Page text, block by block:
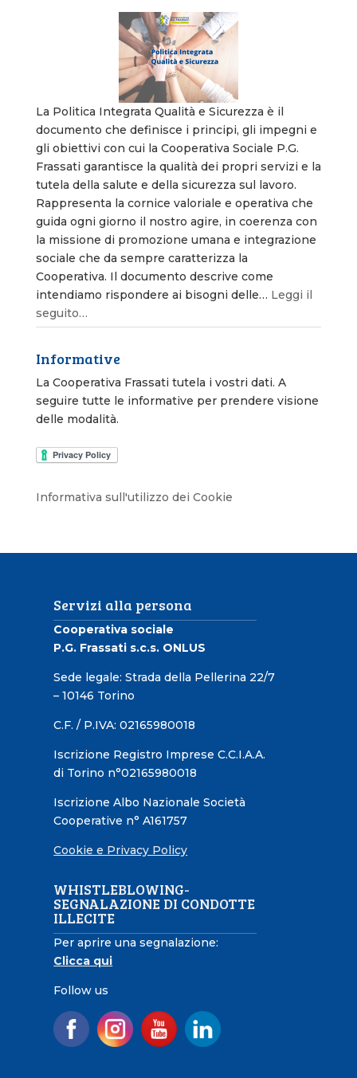
La Politica Integrata Qualità e Sicurezza è il
documento che definisce i principi, gli impegni e
gli obiettivi con cui la Cooperativa Sociale P.G.
Frassati garantisce la qualità dei propri servizi e la
tutela della salute e della sicurezza sul lavoro.
Rappresenta la cornice valoriale e operativa che
guida ogni giorno il nostro agire, in coerenza con
la missione di promozione umana e integrazione
sociale che da sempre caratterizza la
Cooperativa. Il documento descrive come
intendiamo rispondere ai bisogni delle… Leggi il
seguito…
Informative
La Cooperativa Frassati tutela i vostri dati. A
seguire tutte le informative per prendere visione
delle modalità.
Informativa sull'utilizzo dei Cookie
Servizi alla persona
Cooperativa sociale
P.G. Frassati s.c.s. ONLUS
Sede legale: Strada della Pellerina 22/7
– 10146 Torino
C.F. / P.IVA: 02165980018
Iscrizione Registro Imprese C.C.I.A.A.
di Torino n°02165980018
Iscrizione Albo Nazionale Società
Cooperative n° A161757
Cookie e Privacy Policy
WHISTLEBLOWING-
SEGNALAZIONE DI CONDOTTE
ILLECITE
Per aprire una segnalazione:
Clicca qui
Follow us